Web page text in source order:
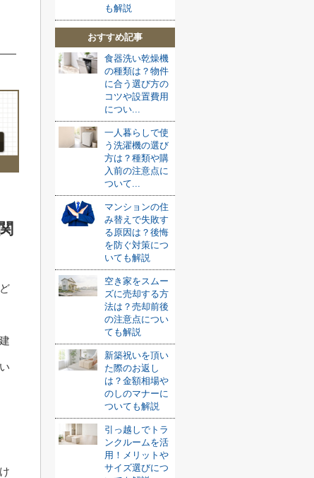
も解説
おすすめ記事
食器洗い乾燥機
の種類は？物件
に合う選び方の
コツや設置費用
につい...
一人暮らしで使
う洗濯機の選び
方は？種類や購
入前の注意点に
ついて...
マンションの住
み替えで失敗す
る原因は？後悔
を防ぐ対策につ
いても解説
空き家をスムー
ズに売却する方
法は？売却前後
の注意点につい
ても解説
新築祝いを頂い
た際のお返し
は？金額相場や
のしのマナーに
ついても解説
引っ越しでトラ
ンクルームを活
用！メリットや
サイズ選びにつ